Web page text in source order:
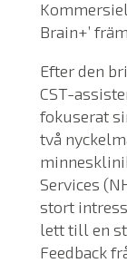
Brain+’
Efter den
CST-
fokuserat
två
Services
stort
lett till en
Feedback